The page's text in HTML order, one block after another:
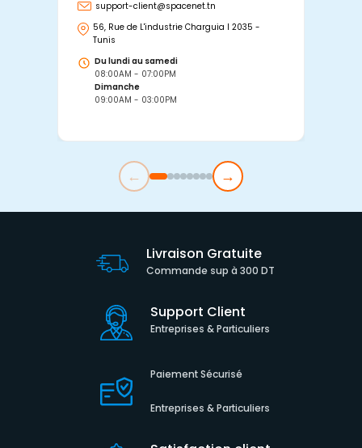
support-client@spacenet.tn
56, Rue de L'industrie Charguia I 2035 -
Tunis
Du lundi au samedi
08:00AM - 07:00PM
Dimanche
09:00AM - 03:00PM
← →
Livraison Gratuite
Commande sup à 300 DT
Support Client
Entreprises & Particuliers
Paiement Sécurisé
Entreprises & Particuliers